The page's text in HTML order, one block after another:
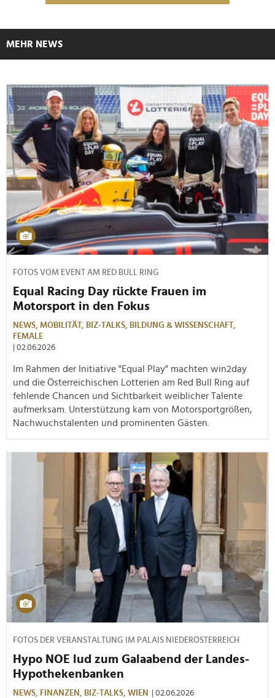
MEHR NEWS
FOTOS VOM EVENT AM RED BULL RING
Equal Racing Day rückte Frauen im
Motorsport in den Fokus
NEWS, MOBILITÄT, BIZ-TALKS,
BILDUNG & WISSENSCHAFT,
FEMALE
| 02.06.2026
Im Rahmen der Initiative "Equal Play" machten win2day
und die Österreichischen Lotterien am Red Bull Ring auf
fehlende Chancen und Sichtbarkeit weiblicher Talente
aufmerksam. Unterstützung kam von Motorsportgrößen,
Nachwuchstalenten und prominenten Gästen.
FOTOS DER VERANSTALTUNG IM PALAIS NIEDERÖSTERREICH
Hypo NOE lud zum Galaabend der Landes-
Hypothekenbanken
NEWS, FINANZEN, BIZ-TALKS, WIEN | 02.06.2026